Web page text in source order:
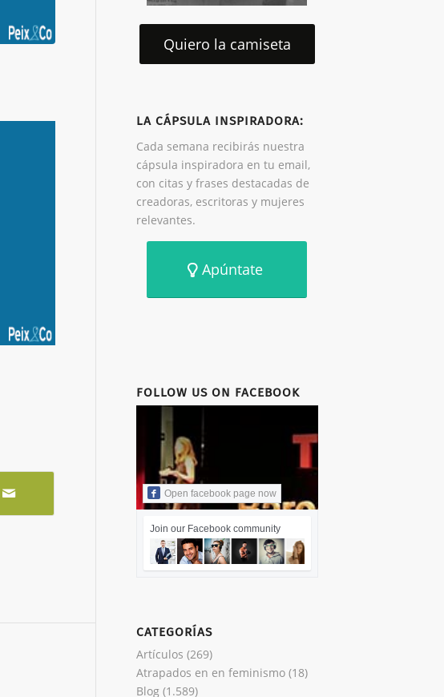
Quiero la camiseta
LA CÁPSULA INSPIRADORA:
Cada semana recibirás nuestra
cápsula inspiradora en tu email,
con citas y frases destacadas de
creadoras, escritoras y mujeres
relevantes.
Apúntate
FOLLOW US ON FACEBOOK
Open facebook page now
Join our Facebook community
CATEGORÍAS
Artículos (269)
Atrapados en en feminismo(18)
Blog(1.589)